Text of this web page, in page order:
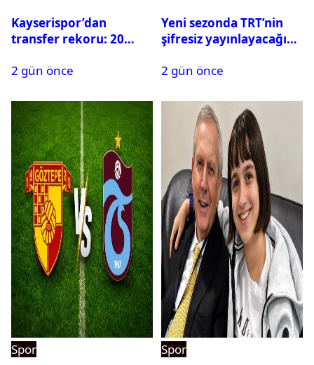
Kayserispor’dan
transfer rekoru: 20
2 gün önce
Yeni sezonda TRT’nin
şifresiz yayınlayacağı
2 gün önce
Spor
Spor